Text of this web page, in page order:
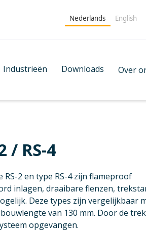
Nederlands English
Industrieën Downloads Over
/ RS-4
2 en type RS-4 zijn flameproof
inlagen, draaibare flenzen,
Deze types zijn vergelijkbaar
van 130 mm. Door de
opgevangen.